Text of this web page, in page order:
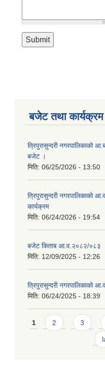
बजेट तथा कार्यक्रम
त्रिपुरासुन्दरी
बजेट ।
मिति: 06/25/2026 - 13:50
त्रिपुरासुन्दरी नगरपालिकाको
कार्यक्रम
मिति: 06/24/2026 - 19:54
बजेट किताब आ.व.२०८२/०८३
मिति: 12/09/2025 - 12:26
त्रिपुरासुन्दरी
मिति: 06/24/2025 - 18:39
Pages
1 2 3